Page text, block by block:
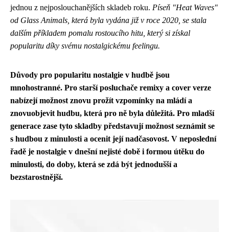
jednou z nejposlouchanějších skladeb roku. Píseň "Heat Waves"
od Glass Animals, která byla vydána již v roce 2020, se stala
dalším příkladem pomalu rostoucího hitu, který si získal
popularitu díky svému nostalgickému feelingu.
Důvody pro popularitu nostalgie v hudbě jsou
mnohostranné. Pro starší posluchače remixy a cover verze
nabízejí možnost znovu prožít vzpomínky na mládí a
znovuobjevit hudbu, která pro ně byla důležitá. Pro mladší
generace zase tyto skladby představují možnost seznámit se
s hudbou z minulosti a ocenit její nadčasovost. V neposlední
řadě je nostalgie v dnešní nejisté době i formou útěku do
minulosti, do doby, která se zdá být jednodušší a
bezstarostnější.